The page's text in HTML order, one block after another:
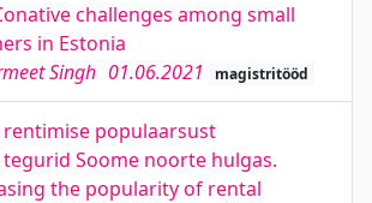
challenges among small
in Estonia
Singh 01.06.2021 magistritööd
rentimise populaarsust
Soome noorte hulgas.
the popularity of rental